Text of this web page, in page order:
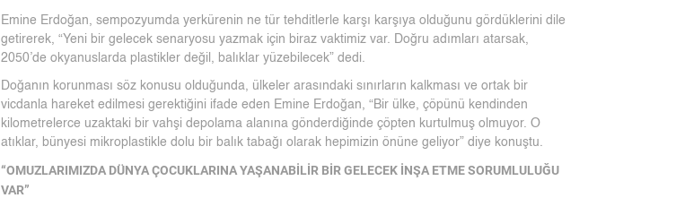
Emine Erdoğan, sempozyumda yerkürenin ne tür tehditlerle karşı karşıya olduğunu gördüklerini dile
getirerek, “Yeni bir gelecek senaryosu yazmak için biraz vaktimiz var. Doğru adımları atarsak,
2050’de okyanuslarda plastikler değil, balıklar yüzebilecek” dedi.
Doğanın korunması söz konusu olduğunda, ülkeler arasındaki sınırların kalkması ve ortak bir
vicdanla hareket edilmesi gerektiğini ifade eden Emine Erdoğan, “Bir ülke, çöpünü kendinden
kilometrelerce uzaktaki bir vahşi depolama alanına gönderdiğinde çöpten kurtulmuş olmuyor. O
atıklar, bünyesi mikroplastikle dolu bir balık tabağı olarak hepimizin önüne geliyor” diye konuştu.
“OMUZLARIMIZDA DÜNYA ÇOCUKLARINA YAŞANABİLİR BİR GELECEK İNŞA ETME SORUMLULUĞU
VAR”